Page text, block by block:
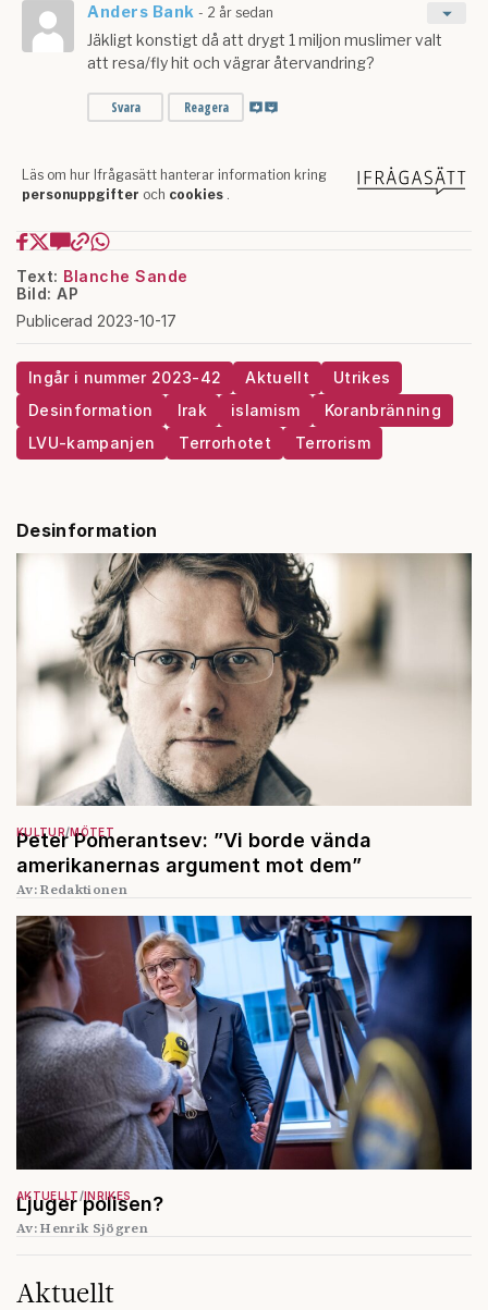
Text: Blanche Sande
Bild: AP
Publicerad 2023-10-17
Ingår i nummer 2023-42 Aktuellt
Utrikes
Desinformation
Irak islamism
Koranbränning
LVU-kampanjen
Terrorhotet Terrorism
Desinformation
Peter Pomerantsev: ”Vi borde vända
amerikanernas argument mot dem”
KULTUR MÖTET
Av: Redaktionen
Ljuger polisen?
AKTUELLT INRIKES
Av: Henrik Sjögren
Aktuellt